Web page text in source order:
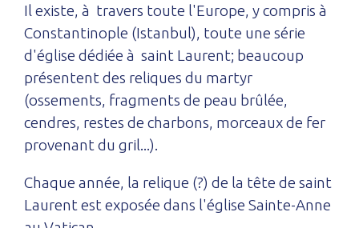
Il existe, à travers toute l'Europe, y compris à
Constantinople (Istanbul), toute une série
d'église dédiée à saint Laurent; beaucoup
présentent des reliques du martyr
(ossements, fragments de peau brûlée,
cendres, restes de charbons, morceaux de fer
provenant du gril...).
Chaque année, la relique (?) de la tête de saint
Laurent est exposée dans l'église Sainte-Anne